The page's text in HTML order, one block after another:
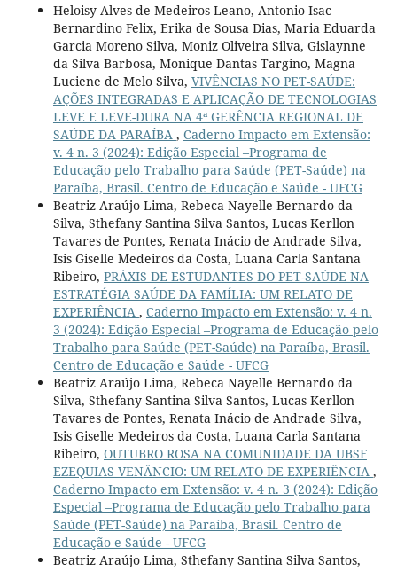
Heloisy Alves de Medeiros Leano, Antonio Isac
Bernardino Felix, Erika de Sousa Dias, Maria Eduarda
Garcia Moreno Silva, Moniz Oliveira Silva, Gislaynne
da Silva Barbosa, Monique Dantas Targino, Magna
Luciene de Melo Silva, VIVÊNCIAS NO PET-SAÚDE:
AÇÕES INTEGRADAS E APLICAÇÃO DE TECNOLOGIAS
LEVE E LEVE-DURA NA 4ª GERÊNCIA REGIONAL DE
SAÚDE DA PARAÍBA , Caderno Impacto em Extensão:
v. 4 n. 3 (2024): Edição Especial –Programa de
Educação pelo Trabalho para Saúde (PET-Saúde) na
Paraíba, Brasil. Centro de Educação e Saúde - UFCG
Beatriz Araújo Lima, Rebeca Nayelle Bernardo da
Silva, Sthefany Santina Silva Santos, Lucas Kerllon
Tavares de Pontes, Renata Inácio de Andrade Silva,
Isis Giselle Medeiros da Costa, Luana Carla Santana
Ribeiro, PRÁXIS DE ESTUDANTES DO PET-SAÚDE NA
ESTRATÉGIA SAÚDE DA FAMÍLIA: UM RELATO DE
EXPERIÊNCIA , Caderno Impacto em Extensão: v. 4 n.
3 (2024): Edição Especial –Programa de Educação pelo
Trabalho para Saúde (PET-Saúde) na Paraíba, Brasil.
Centro de Educação e Saúde - UFCG
Beatriz Araújo Lima, Rebeca Nayelle Bernardo da
Silva, Sthefany Santina Silva Santos, Lucas Kerllon
Tavares de Pontes, Renata Inácio de Andrade Silva,
Isis Giselle Medeiros da Costa, Luana Carla Santana
Ribeiro, OUTUBRO ROSA NA COMUNIDADE DA UBSF
EZEQUIAS VENÂNCIO: UM RELATO DE EXPERIÊNCIA ,
Caderno Impacto em Extensão: v. 4 n. 3 (2024): Edição
Especial –Programa de Educação pelo Trabalho para
Saúde (PET-Saúde) na Paraíba, Brasil. Centro de
Educação e Saúde - UFCG
Beatriz Araújo Lima, Sthefany Santina Silva Santos,